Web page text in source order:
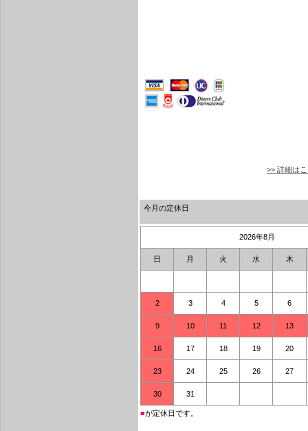
>> 詳細は
今月の定休日
2026年8月
日 月 火 水 木
2 3 4 5 6
9 10 11 12 13
16 17 18 19 20
23 24 25 26 27
30 31
■が定休日です。